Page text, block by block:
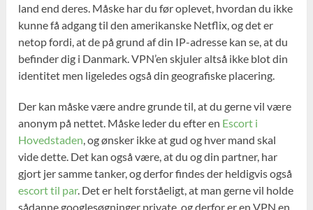
land end deres. Måske har du før oplevet, hvordan du ikke
kunne få adgang til den amerikanske Netflix, og det er
netop fordi, at de på grund af din IP-adresse kan se, at du
befinder dig i Danmark. VPN’en skjuler altså ikke blot din
identitet men ligeledes også din geografiske placering.
Der kan måske være andre grunde til, at du gerne vil være
anonym på nettet. Måske leder du efter en Escort i
Hovedstaden, og ønsker ikke at gud og hver mand skal
vide dette. Det kan også være, at du og din partner, har
gjort jer samme tanker, og derfor findes der heldigvis også
escort til par. Det er helt forståeligt, at man gerne vil holde
sådanne googlesøgninger private, og derfor er en VPN en